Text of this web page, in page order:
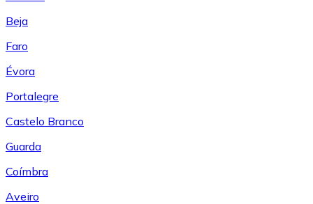
Beja
Faro
Évora
Portalegre
Castelo Branco
Guarda
Coímbra
Aveiro